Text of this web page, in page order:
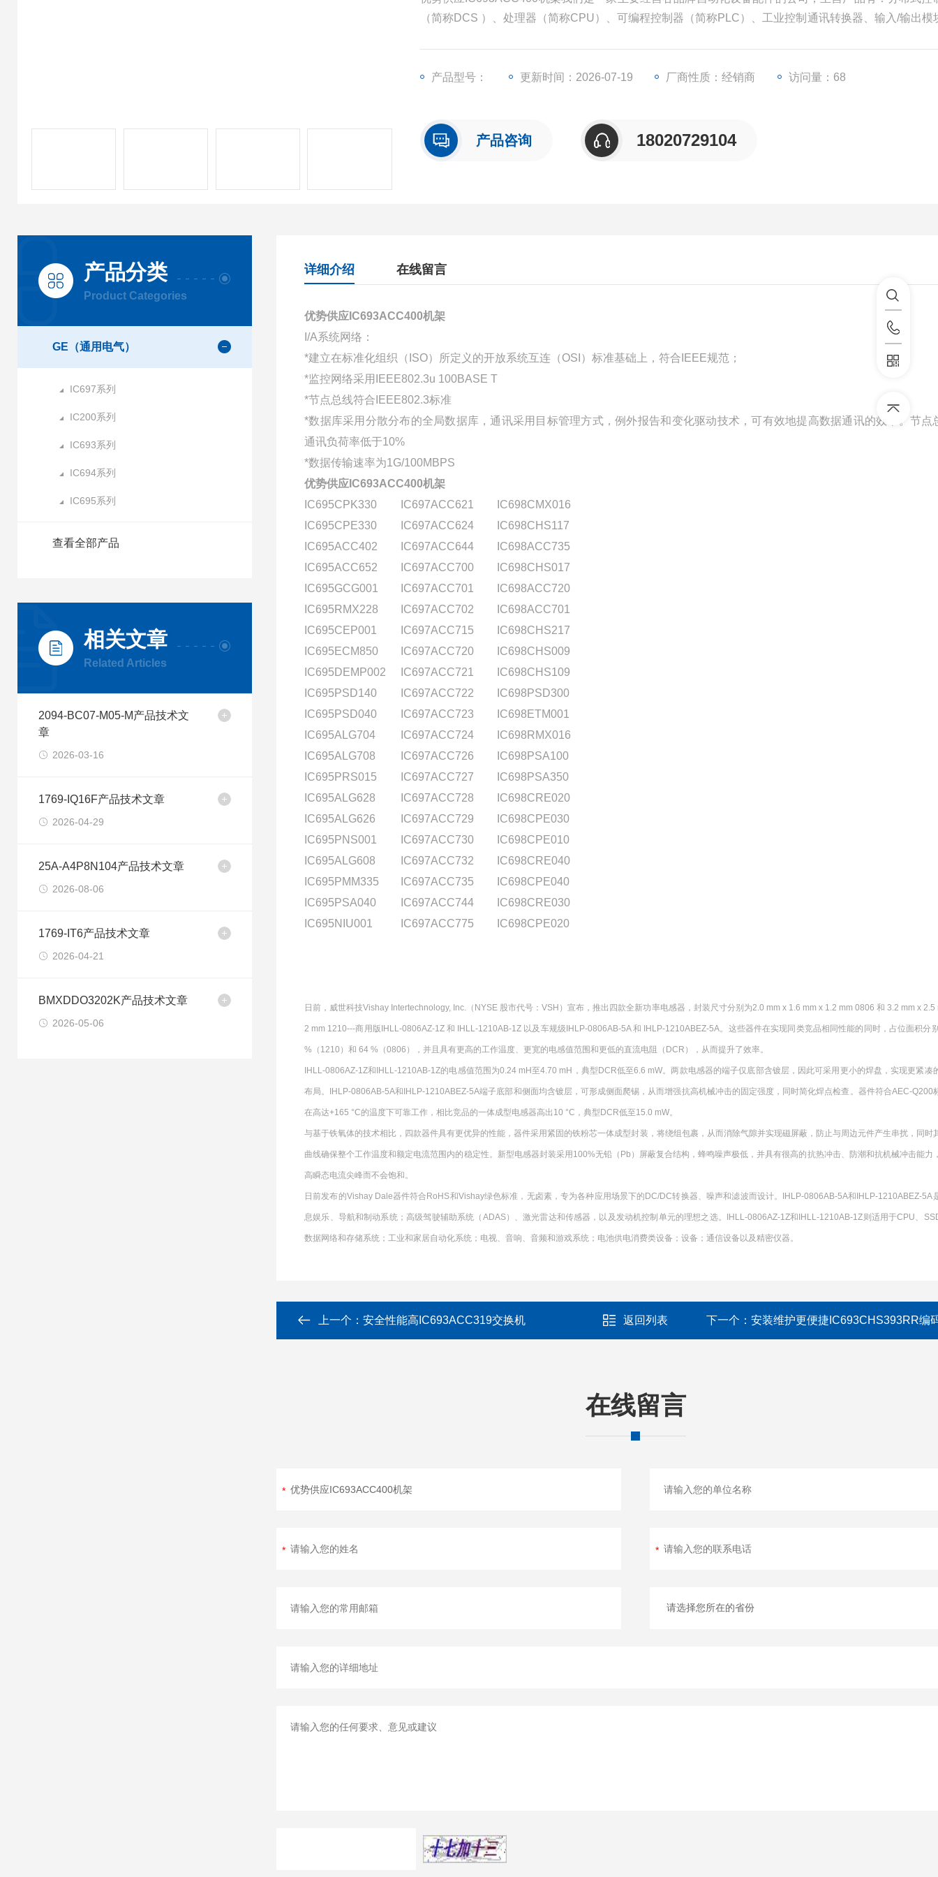
（简称DCS ）、处理器（简称CPU）、可编程控制器（简称PLC）、工业控制通讯转换器、输入/输出模
产品型号： 更新时间：2026-07-19 厂商性质：经销商 访问量：68
产品咨询 18020729104
产品分类
Product Categories
GE（通用电气）
IC697系列
IC200系列
IC693系列
IC694系列
IC695系列
查看全部产品
相关文章
Related Articles
2094-BC07-M05-M产品技术文
章
2026-03-16
1769-IQ16F产品技术文章
2026-04-29
25A-A4P8N104产品技术文章
2026-08-06
1769-IT6产品技术文章
2026-04-21
BMXDDO3202K产品技术文章
2026-05-06
详细介绍 在线留言
优势供应IC693ACC400机架
I/A系统网络：
*建立在标准化组织（ISO）所定义的开放系统互连（OSI）标准基础上，符合IEEE规范；
*监控网络采用IEEE802.3u 100BASE T
*节点总线符合IEEE802.3标准
*数据库采用分散分布的全局数据库，通讯采用目标管理方式，例外报告和变化驱动技术，可有效地提高数据通讯的效率。节点
通讯负荷率低于10%
*数据传输速率为1G/100MBPS
优势供应IC693ACC400机架
IC695CPK330
IC697ACC621
IC698CMX016
IC695CPE330
IC697ACC624
IC698CHS117
IC695ACC402
IC697ACC644
IC698ACC735
IC695ACC652
IC697ACC700
IC698CHS017
IC695GCG001
IC697ACC701
IC698ACC720
IC695RMX228
IC697ACC702
IC698ACC701
IC695CEP001
IC697ACC715
IC698CHS217
IC695ECM850
IC697ACC720
IC698CHS009
IC695DEMP002
IC697ACC721
IC698CHS109
IC695PSD140
IC697ACC722
IC698PSD300
IC695PSD040
IC697ACC723
IC698ETM001
IC695ALG704
IC697ACC724
IC698RMX016
IC695ALG708
IC697ACC726
IC698PSA100
IC695PRS015
IC697ACC727
IC698PSA350
IC695ALG628
IC697ACC728
IC698CRE020
IC695ALG626
IC697ACC729
IC698CPE030
IC695PNS001
IC697ACC730
IC698CPE010
IC695ALG608
IC697ACC732
IC698CRE040
IC695PMM335
IC697ACC735
IC698CPE040
IC695PSA040
IC697ACC744
IC698CRE030
IC695NIU001
IC697ACC775 IC698CPE020
日前，威世科技Vishay Intertechnology, Inc.（NYSE 股市代号：VSH）宣布，推出四款全新功率电感器，封装尺寸分别为2.0 mm x 1.6 mm x 1.2 mm 0806 和 3.2 mm x 2.5
2 mm 1210---商用版IHLL-0806AZ-1Z 和 IHLL-1210AB-1Z 以及车规级IHLP-0806AB-5A 和 IHLP-1210ABEZ-5A。这些器件在实现同类竞品相同性能的同时，占位面积分
%（1210）和 64 %（0806），并且具有更高的工作温度、更宽的电感值范围和更低的直流电阻（DCR），从而提升了效率。
IHLL-0806AZ-1Z和IHLL-1210AB-1Z的电感值范围为0.24 mH至4.70 mH，典型DCR低至6.6 mW。两款电感器的端子仅底部含镀层，因此可采用更小的焊盘，实现更紧凑
布局。IHLP-0806AB-5A和IHLP-1210ABEZ-5A端子底部和侧面均含镀层，可形成侧面爬锡，从而增强抗高机械冲击的固定强度，同时简化焊点检查。器件符合AEC-Q200
在高达+165 °C的温度下可靠工作，相比竞品的一体成型电感器高出10 °C，典型DCR低至15.0 mW。
与基于铁氧体的技术相比，四款器件具有更优异的性能，器件采用紧固的铁粉芯一体成型封装，将绕组包裹，从而消除气隙并实现磁屏蔽，防止与周边元件产生串扰，同时
曲线确保整个工作温度和额定电流范围内的稳定性。新型电感器封装采用100%无铅（Pb）屏蔽复合结构，蜂鸣噪声极低，并具有很高的抗热冲击、防潮和抗机械冲击能力
高瞬态电流尖峰而不会饱和。
日前发布的Vishay Dale器件符合RoHS和Vishay绿色标准，无卤素，专为各种应用场景下的DC/DC转换器、噪声和滤波而设计。IHLP-0806AB-5A和IHLP-1210ABEZ-5A
息娱乐、导航和制动系统；高级驾驶辅助系统（ADAS）、激光雷达和传感器，以及发动机控制单元的理想之选。IHLL-0806AZ-1Z和IHLL-1210AB-1Z则适用于CPU、
数据网络和存储系统；工业和家居自动化系统；电视、音响、音频和游戏系统；电池供电消费类设备；设备；通信设备以及精密仪器。
上一个： 安全性能高IC693ACC319交换机 返回列表 下一个： 安装维护更便捷IC693CHS393RR编
在线留言